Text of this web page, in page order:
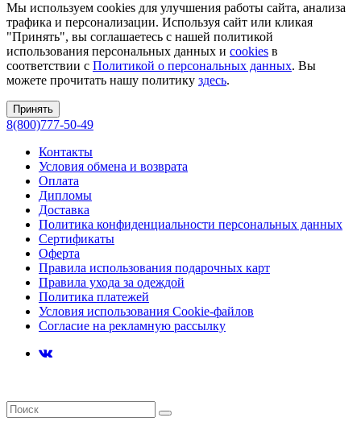
Мы используем cookies для улучшения работы сайта, анализа
трафика и персонализации. Используя сайт или кликая
"Принять", вы соглашаетесь с нашей политикой
использования персональных данных и cookies в
соответствии с Политикой о персональных данных. Вы
можете прочитать нашу политику здесь.
Принять
8(800)777-50-49
Контакты
Условия обмена и возврата
Оплата
Дипломы
Доставка
Политика конфиденциальности персональных данных
Сертификаты
Оферта
Правила использования подарочных карт
Правила ухода за одеждой
Политика платежей
Условия использования Cookie-файлов
Согласие на рекламную рассылку